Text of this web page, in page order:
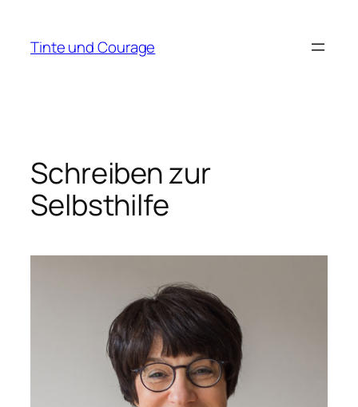
springen
Tinte und Courage
Schreiben zur
Selbsthilfe